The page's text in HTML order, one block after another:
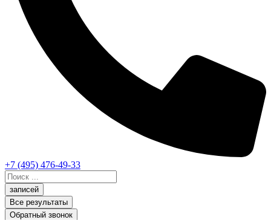
+7 (495) 476-49-33
Search
...записей
Все результаты
Обратный звонок